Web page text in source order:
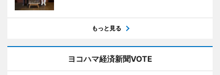
もっと見る
ヨコハマ経済新聞VOTE